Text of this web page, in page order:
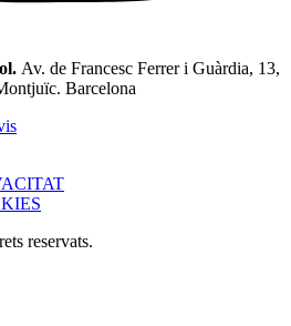
Av. de Francesc Ferrer i Guàrdia, 13,
Barcelona
reservats.